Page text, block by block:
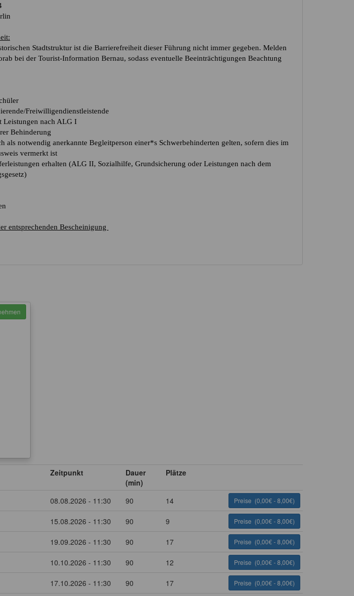
Stadtstruktur ist die Barrierefreiheit dieser Führung nicht immer gegeben. Melden
bei der Tourist-Information Bernau, sodass eventuelle Beeinträchtigungen Beachtung
Freiwilligendienstleistende
Leistungen nach ALG I
Behinderung
als notwendig anerkannte Begleitperson einer*s Schwerbehinderten gelten, sofern dies im
vermerkt ist
erhalten (ALG II, Sozialhilfe, Grundsicherung oder Leistungen nach dem
entsprechenden Bescheinigung
Zeitpunkt
Dauer
(min)
Plätze
08.08.2026 - 11:30 90 14 Preise (0,00€ - 8,00€)
15.08.2026 - 11:30 90 9 Preise (0,00€ - 8,00€)
19.09.2026 - 11:30 90 17 Preise (0,00€ - 8,00€)
10.10.2026 - 11:30 90 12 Preise (0,00€ - 8,00€)
17.10.2026 - 11:30 90 17 Preise (0,00€ - 8,00€)